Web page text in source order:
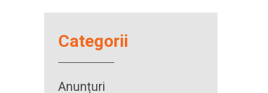
Categorii
Anunțuri